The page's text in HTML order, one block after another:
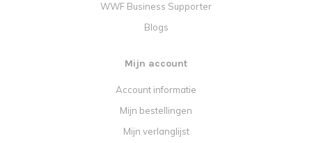
WWF Business Supporter
Blogs
Mijn account
Account informatie
Mijn bestellingen
Mijn verlanglijst